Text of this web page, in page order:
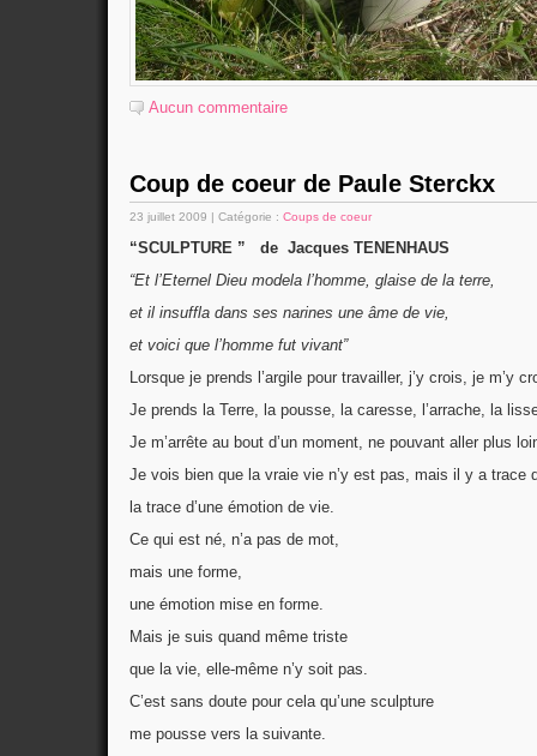
Aucun commentaire
Coup de coeur de Paule Sterckx
23 juillet 2009 | Catégorie : Coups de coeur
“SCULPTURE ” de Jacques TENENHAUS
“Et l’Eternel Dieu modela l’homme, glaise de la terre,
et il insuffla dans ses narines une âme de vie,
et voici que l’homme fut vivant”
Lorsque je prends l’argile pour travailler, j’y crois, je m’y
Je prends la Terre, la pousse, la caresse, l’arrache, la
Je m’arrête au bout d’un moment, ne pouvant aller plus
Je vois bien que la vraie vie n’y est pas, mais il y a trace
la trace d’une émotion de vie.
Ce qui est né, n’a pas de mot,
mais une forme,
une émotion mise en forme.
Mais je suis quand même triste
que la vie, elle-même n’y soit pas.
C’est sans doute pour cela qu’une sculpture
me pousse vers la suivante.